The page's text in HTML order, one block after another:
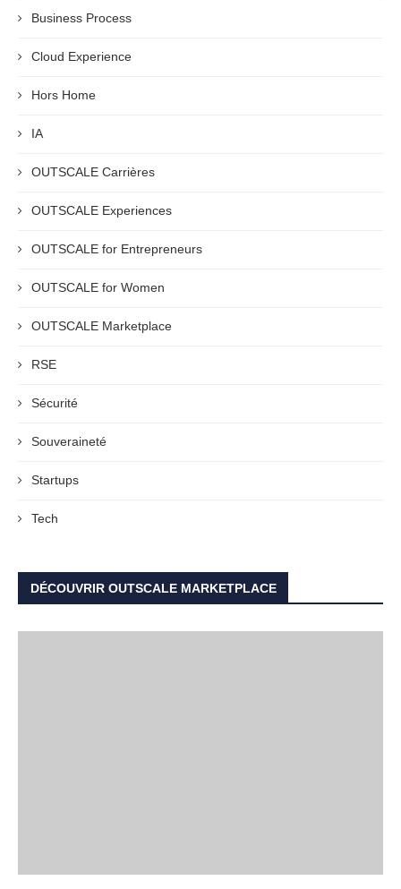
Business Process
Cloud Experience
Hors Home
IA
OUTSCALE Carrières
OUTSCALE Experiences
OUTSCALE for Entrepreneurs
OUTSCALE for Women
OUTSCALE Marketplace
RSE
Sécurité
Souveraineté
Startups
Tech
DÉCOUVRIR OUTSCALE MARKETPLACE